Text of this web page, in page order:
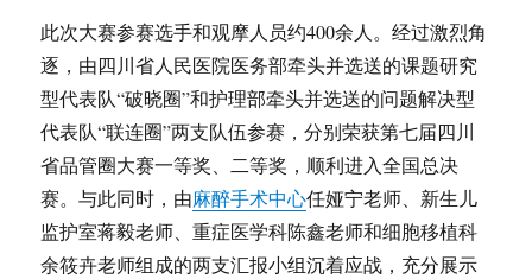
此次大赛参赛选手和观摩人员约400余人。经过激烈角
逐，由四川省人民医院医务部牵头并选送的课题研究
型代表队“破晓圈”和护理部牵头并选送的问题解决型
代表队“联连圈”两支队伍参赛，分别荣获第七届四川
省品管圈大赛一等奖、二等奖，顺利进入全国总决
赛。与此同时，由麻醉手术中心任娅宁老师、新生儿
监护室蒋毅老师、重症医学科陈鑫老师和细胞移植科
余筱卉老师组成的两支汇报小组沉着应战，充分展示